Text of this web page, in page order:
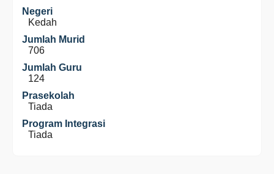
Negeri
Kedah
Jumlah Murid
706
Jumlah Guru
124
Prasekolah
Tiada
Program Integrasi
Tiada